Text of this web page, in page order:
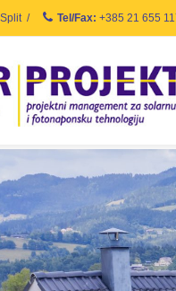
/ Tel/Fax: +385 21 655